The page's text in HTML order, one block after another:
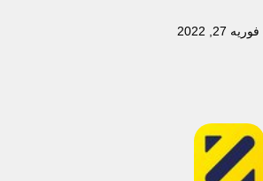
فوریه 27, 2022